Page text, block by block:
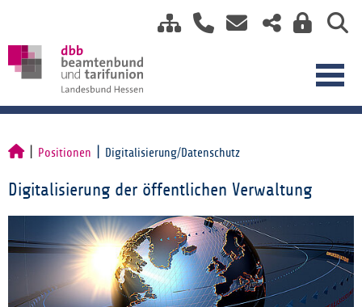
Positionen Digitalisierung/Datenschutz
Digitalisierung der öffentlichen Verwaltung